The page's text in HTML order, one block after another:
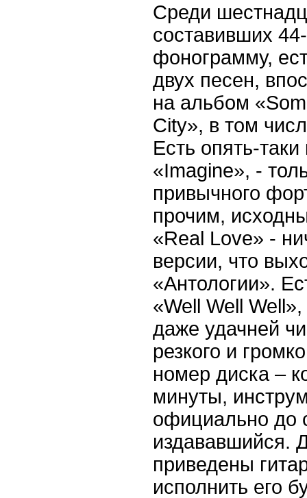
Среди
составивших
фонограмму,
двух песен,
на альбом «
City», в том
Есть опять-
«Imagine», -
привычного
прочим,
«Real Love» -
версии, что
«Антологии».
«Well Well Well»,
даже удачней
резкого и
номер диска –
минуты,
официально до
издававшийся.
приведены
исполнить его